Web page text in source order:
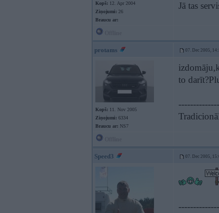
Kopš: 12. Apr 2004
Ziņojumi: 26
Braucu ar:
Jā tas
protams 07. Dec 2005,
Kopš: 11. Nov 2005
Ziņojumi: 6334
Braucu ar: NS7
to
Speed3 07. Dec 2005,